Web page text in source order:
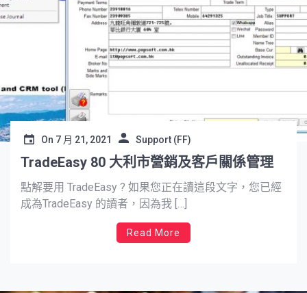
On 7 月 21, 2021 Support (FF)
TradeEasy 80 大利市營銷及客戶關係管理
點解要用 TradeEasy ? 如果您正在讀這段文字，您已經
成為TradeEasy 的讀者，因為我 […]
Read More